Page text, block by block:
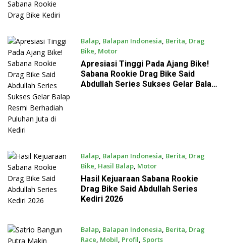
Balap, Balapan Indonesia, Berita, Drag
Bike, Motor
July 26, 2026
Apresiasi Tinggi Pada Ajang Bike!
Sabana Rookie Drag Bike Said
Abdullah Series Sukses Gelar Balap
Balap, Balapan Indonesia, Berita, Drag
Bike, Hasil Balap, Motor
July 26, 2026
Hasil Kejuaraan Sabana Rookie
Drag Bike Said Abdullah Series
Kediri 2026
Balap, Balapan Indonesia, Berita, Drag
Race, Mobil, Profil, Sports